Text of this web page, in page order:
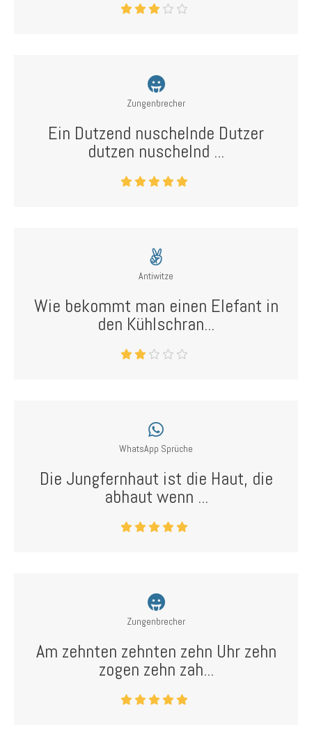
Zungenbrecher
Ein Dutzend nuschelnde Dutzer
dutzen nuschelnd ...
Antiwitze
Wie bekommt man einen Elefant in
den Kühlschran...
WhatsApp Sprüche
Die Jungfernhaut ist die Haut, die
abhaut wenn ...
Zungenbrecher
Am zehnten zehnten zehn Uhr zehn
zogen zehn zah...